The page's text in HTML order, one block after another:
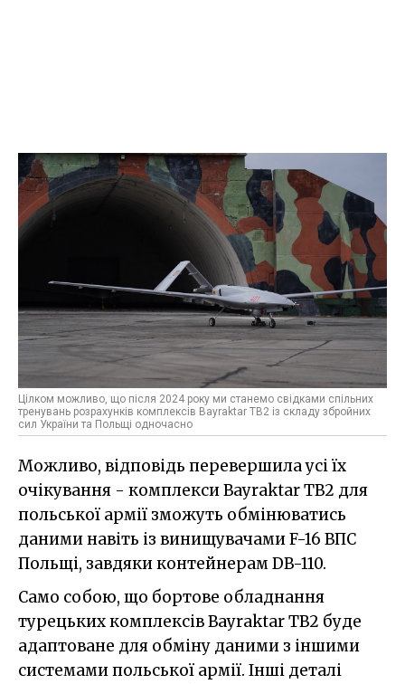
Цілком можливо, що після 2024 року ми станемо свідками спільних
тренувань розрахунків комплексів Bayraktar TB2 із складу збройних
сил України та Польщі одночасно
Можливо, відповідь перевершила усі їх
очікування - комплекси Bayraktar TB2 для
польської армії зможуть обмінюватись
даними навіть із винищувачами F-16 ВПС
Польщі, завдяки контейнерам DB-110.
Само собою, що бортове обладнання
турецьких комплексів Bayraktar TB2 буде
адаптоване для обміну даними з іншими
системами польської армії. Інші деталі